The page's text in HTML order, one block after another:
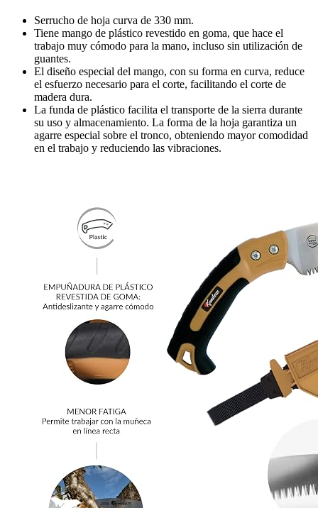
Serrucho de hoja curva de 330 mm.
Tiene mango de plástico revestido en goma, que hace el
trabajo muy cómodo para la mano, incluso sin utilización de
guantes.
El diseño especial del mango, con su forma en curva, reduce
el esfuerzo necesario para el corte, facilitando el corte de
madera dura.
La funda de plástico facilita el transporte de la sierra durante
su uso y almacenamiento. La forma de la hoja garantiza un
agarre especial sobre el tronco, obteniendo mayor comodidad
en el trabajo y reduciendo las vibraciones.